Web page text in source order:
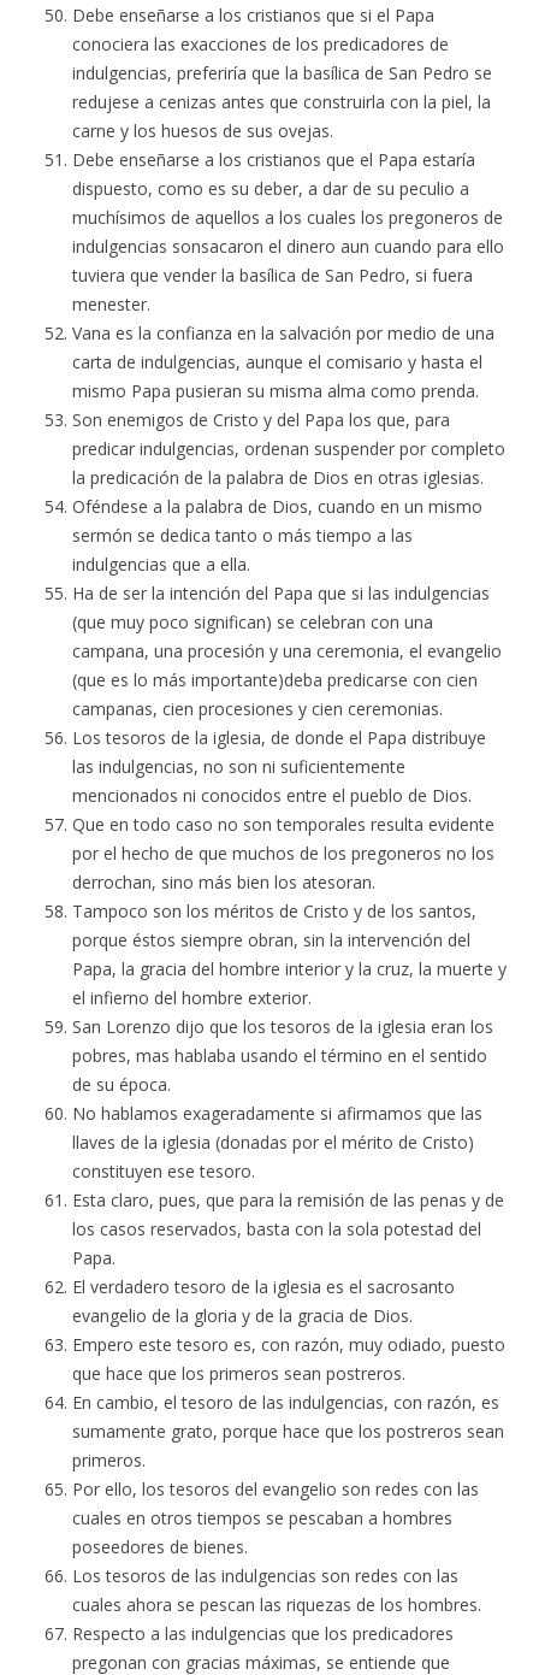
Debe enseñarse a los cristianos que si el Papa
conociera las exacciones de los predicadores de
indulgencias, preferiría que la basílica de San Pedro se
redujese a cenizas antes que construirla con la piel, la
carne y los huesos de sus ovejas.
Debe enseñarse a los cristianos que el Papa estaría
dispuesto, como es su deber, a dar de su peculio a
muchísimos de aquellos a los cuales los pregoneros de
indulgencias sonsacaron el dinero aun cuando para ello
tuviera que vender la basílica de San Pedro, si fuera
menester.
Vana es la confianza en la salvación por medio de una
carta de indulgencias, aunque el comisario y hasta el
mismo Papa pusieran su misma alma como prenda.
Son enemigos de Cristo y del Papa los que, para
predicar indulgencias, ordenan suspender por completo
la predicación de la palabra de Dios en otras iglesias.
Oféndese a la palabra de Dios, cuando en un mismo
sermón se dedica tanto o más tiempo a las
indulgencias que a ella.
Ha de ser la intención del Papa que si las indulgencias
(que muy poco significan) se celebran con una
campana, una procesión y una ceremonia, el evangelio
(que es lo más importante)deba predicarse con cien
campanas, cien procesiones y cien ceremonias.
Los tesoros de la iglesia, de donde el Papa distribuye
las indulgencias, no son ni suficientemente
mencionados ni conocidos entre el pueblo de Dios.
Que en todo caso no son temporales resulta evidente
por el hecho de que muchos de los pregoneros no los
derrochan, sino más bien los atesoran.
Tampoco son los méritos de Cristo y de los santos,
porque éstos siempre obran, sin la intervención del
Papa, la gracia del hombre interior y la cruz, la muerte y
el infierno del hombre exterior.
San Lorenzo dijo que los tesoros de la iglesia eran los
pobres, mas hablaba usando el término en el sentido
de su época.
No hablamos exageradamente si afirmamos que las
llaves de la iglesia (donadas por el mérito de Cristo)
constituyen ese tesoro.
Esta claro, pues, que para la remisión de las penas y de
los casos reservados, basta con la sola potestad del
Papa.
El verdadero tesoro de la iglesia es el sacrosanto
evangelio de la gloria y de la gracia de Dios.
Empero este tesoro es, con razón, muy odiado, puesto
que hace que los primeros sean postreros.
En cambio, el tesoro de las indulgencias, con razón, es
sumamente grato, porque hace que los postreros sean
primeros.
Por ello, los tesoros del evangelio son redes con las
cuales en otros tiempos se pescaban a hombres
poseedores de bienes.
Los tesoros de las indulgencias son redes con las
cuales ahora se pescan las riquezas de los hombres.
Respecto a las indulgencias que los predicadores
pregonan con gracias máximas, se entiende que